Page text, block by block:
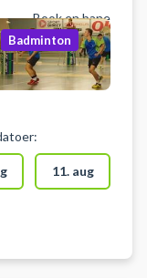
Book en bane
Badminton
11. aug